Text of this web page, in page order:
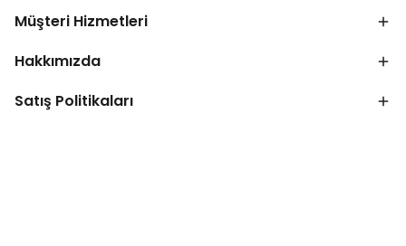
Müşteri Hizmetleri
Hakkımızda
Satış Politikaları